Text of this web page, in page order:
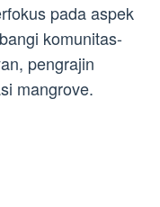
pada aspek
komunitas-
pengrajin
mangrove.